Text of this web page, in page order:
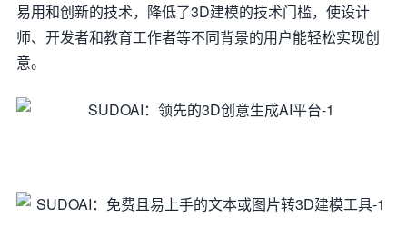
易用和创新的技术，降低了3D建模的技术门槛，使设计
师、开发者和教育工作者等不同背景的用户能轻松实现创
意。